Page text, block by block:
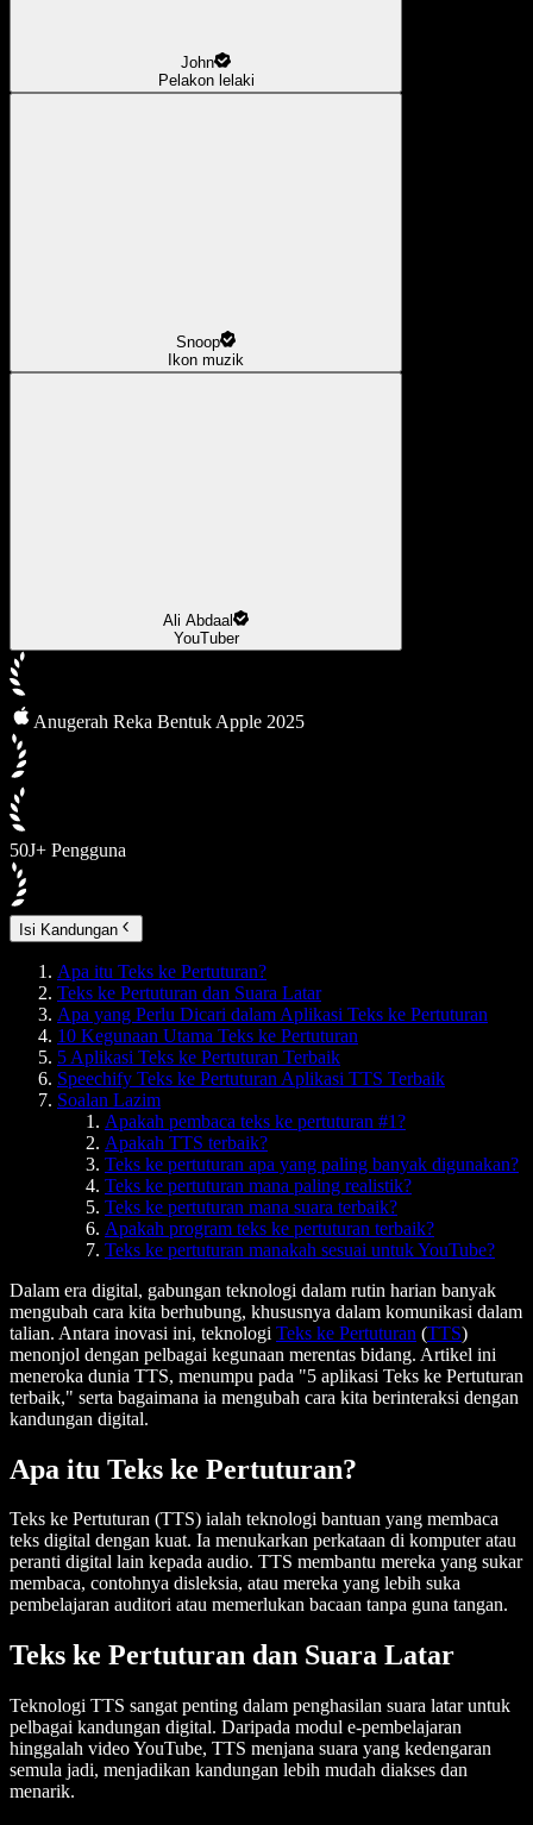
John
Pelakon lelaki
Snoop
Ikon muzik
Ali Abdaal
YouTuber
Anugerah Reka Bentuk Apple 2025
50J+ Pengguna
Isi Kandungan
Apa itu Teks ke Pertuturan?
Teks ke Pertuturan dan Suara Latar
Apa yang Perlu Dicari dalam Aplikasi Teks ke Pertuturan
10 Kegunaan Utama Teks ke Pertuturan
5 Aplikasi Teks ke Pertuturan Terbaik
Speechify Teks ke Pertuturan Aplikasi TTS Terbaik
Soalan Lazim
Apakah pembaca teks ke pertuturan #1?
Apakah TTS terbaik?
Teks ke pertuturan apa yang paling banyak digunakan?
Teks ke pertuturan mana paling realistik?
Teks ke pertuturan mana suara terbaik?
Apakah program teks ke pertuturan terbaik?
Teks ke pertuturan manakah sesuai untuk YouTube?
Dalam era digital, gabungan teknologi dalam rutin harian banyak
mengubah cara kita berhubung, khususnya dalam komunikasi dalam
talian. Antara inovasi ini, teknologi Teks ke Pertuturan (TTS)
menonjol dengan pelbagai kegunaan merentas bidang. Artikel ini
meneroka dunia TTS, menumpu pada "5 aplikasi Teks ke Pertuturan
terbaik," serta bagaimana ia mengubah cara kita berinteraksi dengan
kandungan digital.
Apa itu Teks ke Pertuturan?
Teks ke Pertuturan (TTS) ialah teknologi bantuan yang membaca
teks digital dengan kuat. Ia menukarkan perkataan di komputer atau
peranti digital lain kepada audio. TTS membantu mereka yang sukar
membaca, contohnya disleksia, atau mereka yang lebih suka
pembelajaran auditori atau memerlukan bacaan tanpa guna tangan.
Teks ke Pertuturan dan Suara Latar
Teknologi TTS sangat penting dalam penghasilan suara latar untuk
pelbagai kandungan digital. Daripada modul e-pembelajaran
hinggalah video YouTube, TTS menjana suara yang kedengaran
semula jadi, menjadikan kandungan lebih mudah diakses dan
menarik.